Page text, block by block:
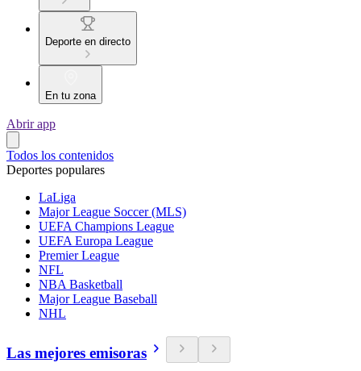
Deporte en directo
En tu zona
Abrir app
Todos los contenidos
Deportes populares
LaLiga
Major League Soccer (MLS)
UEFA Champions League
UEFA Europa League
Premier League
NFL
NBA Basketball
Major League Baseball
NHL
Las mejores emisoras